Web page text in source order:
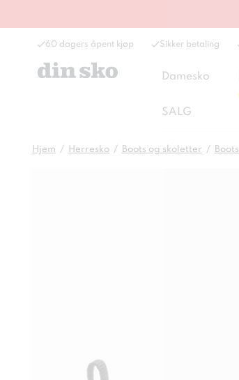
60 dagers åpent kjøp Sikker betaling
Damesko
SALG
Hjem Herresko Boots og skoletter Boots